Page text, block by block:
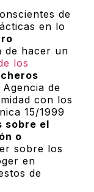
de
en lo
de hacer un
los
de
con los
15/1999
sobre el
o
sobre los
en
de